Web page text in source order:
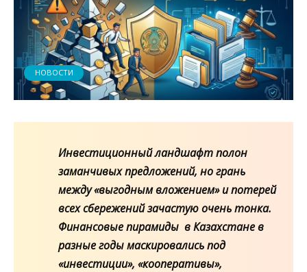
НОВОСТИ
Инвестиционный ландшафт полон
заманчивых предложений, но грань
между «выгодным вложением» и потерей
всех сбережений зачастую очень тонка.
Финансовые пирамиды в Казахстане в
разные годы маскировались под
«инвестиции», «кооперативы»,